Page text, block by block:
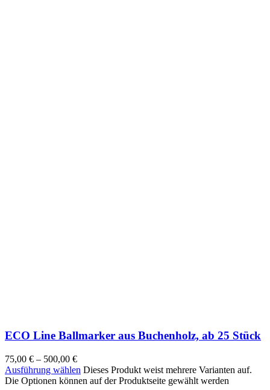
ECO Line Ballmarker aus Buchenholz, ab 25 Stück
75,00 € – 500,00 €
Ausführung wählen Dieses Produkt weist mehrere Varianten auf.
Die Optionen können auf der Produktseite gewählt werden